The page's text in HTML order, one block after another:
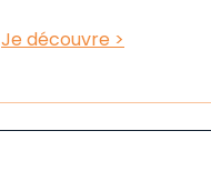
Je découvre >